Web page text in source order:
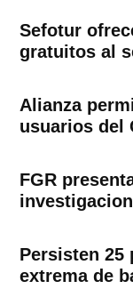
Sefotur
gratuitos al
Alianza
usuarios del
FGR
Persisten 25
extrema de